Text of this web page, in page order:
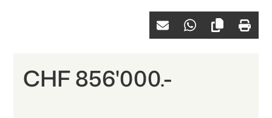
CHF 856'000.-